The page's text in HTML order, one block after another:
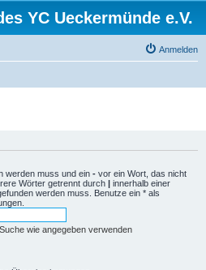
YC Ueckermünde e.V.
Anmelden
werden muss und ein - vor ein Wort, das nicht
Wörter getrennt durch | innerhalb einer
werden muss. Benutze ein * als
wie angegeben verwenden